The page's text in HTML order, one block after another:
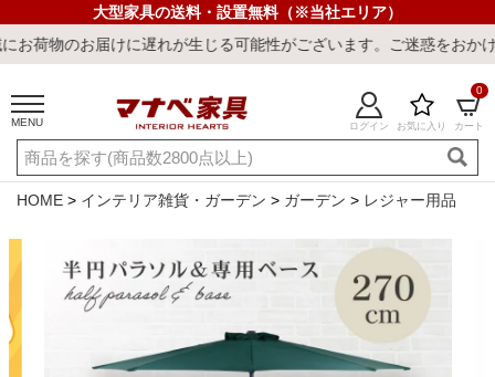
大型家具の送料・設置無料（※当社エリア）
けに遅れが生じる可能性がございます。ご迷惑をおかけしまして
MENU ログイン お気に入り カート
0
ご利用ガイド 新規会員登録
店舗一覧 閲覧履歴
キーワード・商品番号で探す
HOME インテリア雑貨・ガーデン ガーデン レジャー用品